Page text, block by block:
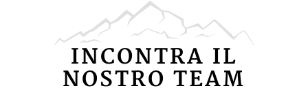
INCONTRA IL
NOSTRO TEAM
Amo la Natura ... è pace
del mio spirito!!